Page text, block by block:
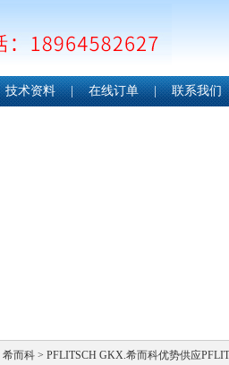
技术资料 | 在线订单 | 联系我们
希而科 > PFLITSCH GKX.希而科优势供应